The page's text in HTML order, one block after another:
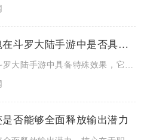
罗大陆手游中是否具备特殊效果
否能够全面释放输出潜力